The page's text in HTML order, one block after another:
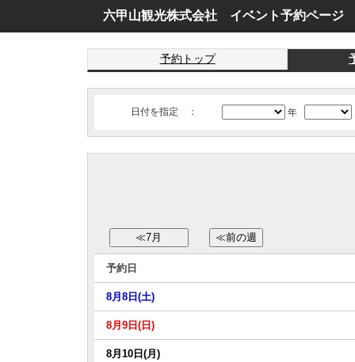
六甲山観光株式会社 イベント予約ページ
予約トップ
日付を指定 ： 年
予約日
8月8日(土)
8月9日(日)
8月10日(月)